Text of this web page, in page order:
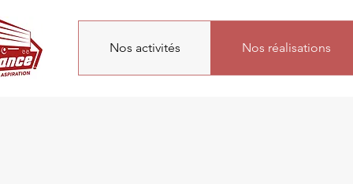
Nos activités Nos réalisations